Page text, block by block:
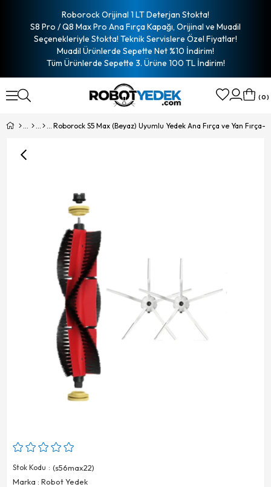
Roborock Orijinal 1 LT Deterjan Stokta!
S8 Pro / Q8 Max Pro Ana Fırça Kapağı, Orijinal ve Muadil
Seçenekleriyle Stokta! Teknik Servislere Özel Fiyatlar!
Muadil Ürünlerde Sepette Net %10 İndirim!
Tüm Ürünlerde Sepette 3. Ürüne 100 TL İndirim!
0
Roborock S5 Max (Beyaz) Uyumlu Yedek Ana Fırça ve Yan Fırça-
Stok Kodu
(s56max22)
Marka : Robot Yedek